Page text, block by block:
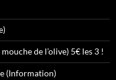
de l’olive) 5€ les 3 !
(Information)